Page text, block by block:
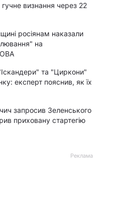
гучне визнання через 22
росіянам наказали
на
ОВА
та "Циркони"
експерт пояснив, як їх
запросив Зеленського
приховану стартегію
Реклама